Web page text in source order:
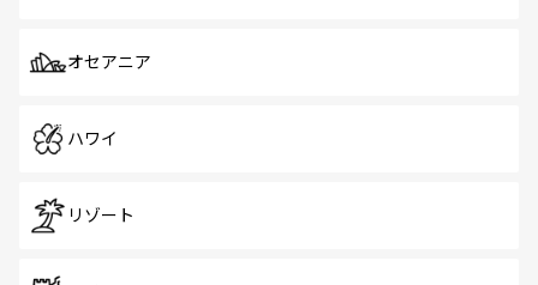
オセアニア
ハワイ
リゾート